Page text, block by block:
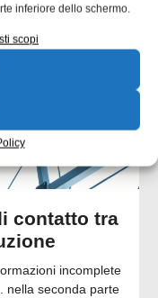
inferiore dello schermo.
scopi
contatto tra
incomplete
nella seconda parte